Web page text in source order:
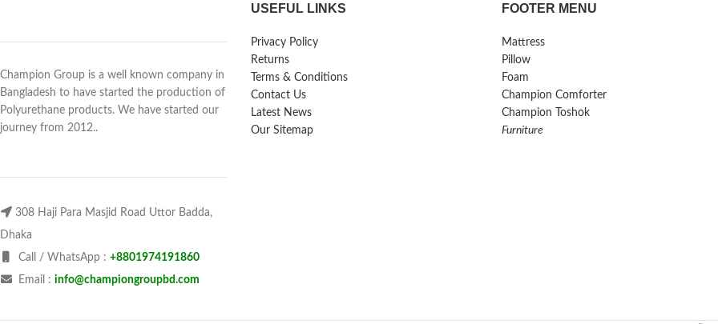
Champion Group is a well known company in
Bangladesh to have started the production of
Polyurethane products. We have started our
journey from 2012..
308 Haji Para Masjid Road Uttor Badda,
Dhaka
Call / WhatsApp : +8801974191860
Email : info@championgroupbd.com
USEFUL LINKS
Privacy Policy
Returns
Terms & Conditions
Contact Us
Latest News
Our Sitemap
FOOTER MENU
Mattress
Pillow
Foam
Champion Comforter
Champion Toshok
Furniture